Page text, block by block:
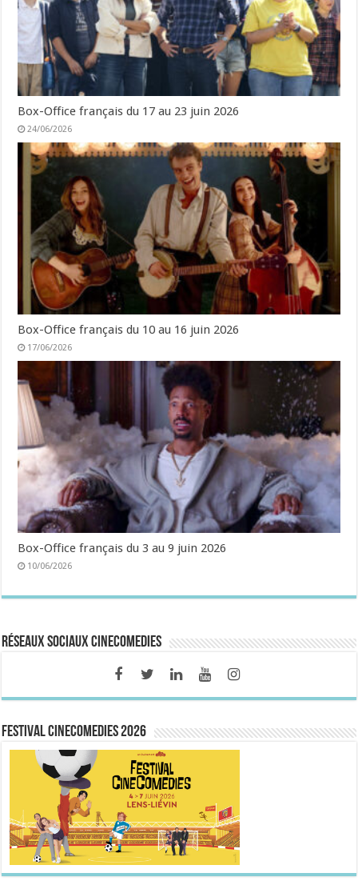
Box-Office français du 17 au 23 juin 2026
24/06/2026
Box-Office français du 10 au 16 juin 2026
17/06/2026
Box-Office français du 3 au 9 juin 2026
10/06/2026
Réseaux sociaux CineComedies
FESTIVAL CINECOMEDIES 2026